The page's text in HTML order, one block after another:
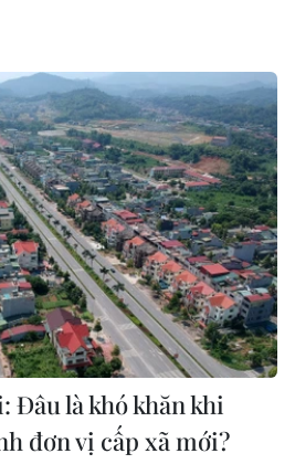
Đâu là khó khăn khi
đơn vị cấp xã mới?